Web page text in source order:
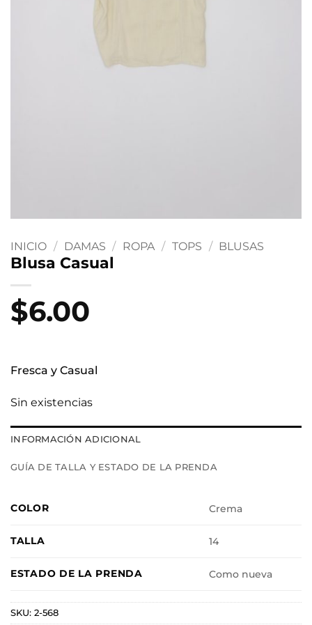
INICIO / DAMAS / ROPA / TOPS / BLUSAS
Blusa Casual
$6.00
Fresca y Casual
Sin existencias
INFORMACIÓN ADICIONAL
GUÍA DE TALLA Y ESTADO DE LA PRENDA
COLOR Crema
TALLA 14
ESTADO DE LA PRENDA Como nueva
SKU: 2-568